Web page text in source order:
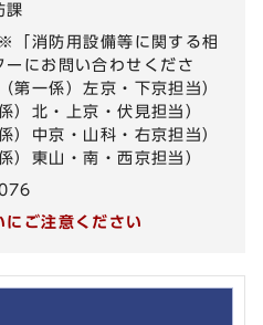
課
消防用設備等に関する相
にお問い合わせくださ
一係）左京・下京担当）
北・上京・伏見担当）
中京・山科・右京担当）
東山・南・西京担当）
ご注意ください